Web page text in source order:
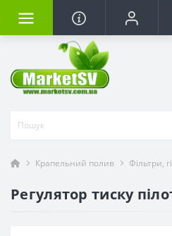
Крапельний полив Фільтри,
Регулятор тиску